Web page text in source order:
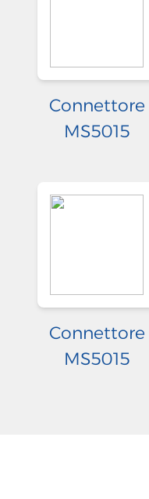
Connettore
MS5015
Connettore
MS5015